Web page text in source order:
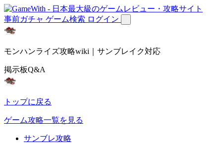
事前ガチャ ゲーム検索 ログイン
モンハンライズ攻略wiki｜サンブレイク対応
掲示板Q&A
トップに戻る
ゲーム攻略一覧を見る
サンブレ攻略